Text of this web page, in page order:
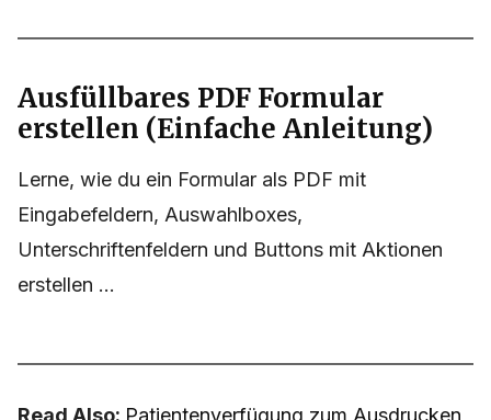
Ausfüllbares PDF Formular
erstellen (Einfache Anleitung)
Lerne, wie du ein Formular als PDF mit
Eingabefeldern, Auswahlboxes,
Unterschriftenfeldern und Buttons mit Aktionen
erstellen ...